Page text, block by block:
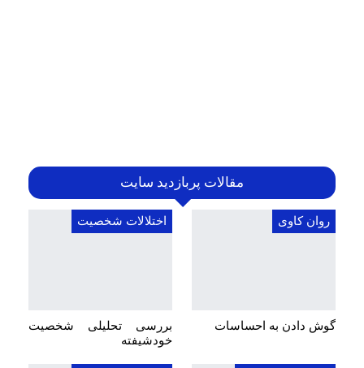
مقالات پربازدید سایت
روان کاوی
گوش دادن به احساسات
اختلالات شخصیت
بررسی تحلیلی شخصیت
خودشیفته